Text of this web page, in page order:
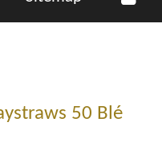
50 Blé